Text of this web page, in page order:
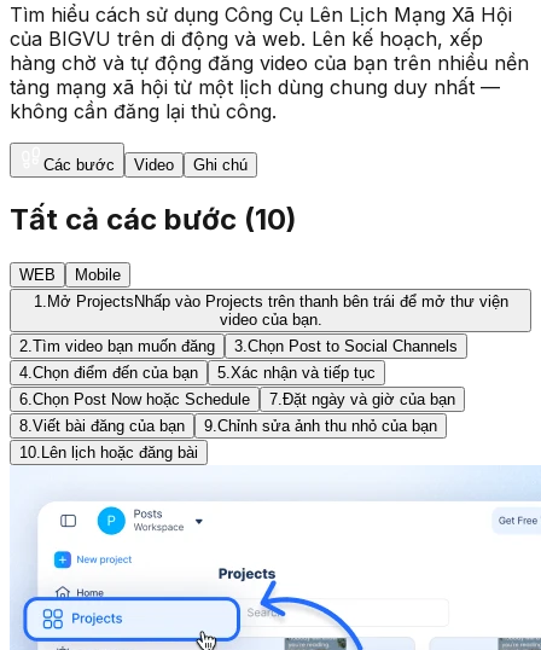
Tìm hiểu cách sử dụng Công Cụ Lên Lịch Mạng Xã Hội
của BIGVU trên di động và web. Lên kế hoạch, xếp
hàng chờ và tự động đăng video của bạn trên nhiều nền
tảng mạng xã hội từ một lịch dùng chung duy nhất —
không cần đăng lại thủ công.
Các bước Video Ghi chú
Tất cả các bước (10)
WEB
Mobile
1. Mở ProjectsNhấp vào Projects trên thanh bên trái để mở thư viện
video của bạn.
2. Tìm video bạn muốn đăng 3. Chọn Post to Social Channels
4. Chọn điểm đến của bạn 5. Xác nhận và tiếp tục
6. Chọn Post Now hoặc Schedule 7. Đặt ngày và giờ của bạn
8. Viết bài đăng của bạn 9. Chỉnh sửa ảnh thu nhỏ của bạn
10. Lên lịch hoặc đăng bài